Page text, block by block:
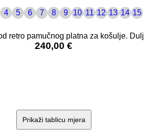
4 5 6 7 8 9 10 11 12 13 14 15
retro pamučnog platna za košulje.
240,00 €
Prikaži tablicu mjera